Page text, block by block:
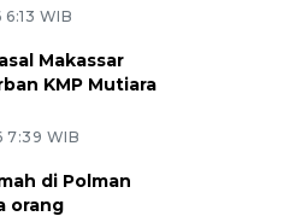
WIB
Makassar
KMP Mutiara
7:39 WIB
di Polman
orang